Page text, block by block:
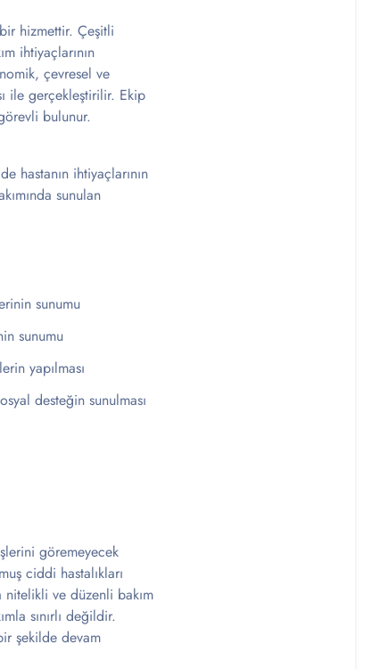
hizmettir. Çeşitli
ihtiyaçlarının
çevresel ve
ile gerçekleştirilir. Ekip
bulunur.
hastanın ihtiyaçlarının
sunulan
sunumu
sunumu
yapılması
desteğin sunulması
göremeyecek
ciddi hastalıkları
ve düzenli bakım
sınırlı değildir.
şekilde devam